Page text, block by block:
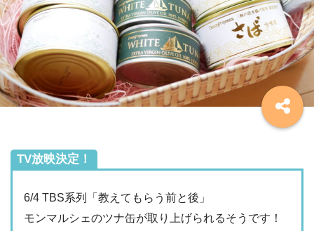
TV放映決定！
6/4 TBS系列「教えてもらう前と後」
モンマルシェのツナ缶が取り上げられるそうです！